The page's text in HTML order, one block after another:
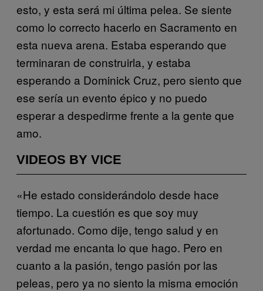
esto, y esta será mi última pelea. Se siente
como lo correcto hacerlo en Sacramento en
esta nueva arena. Estaba esperando que
terminaran de construirla, y estaba
esperando a Dominick Cruz, pero siento que
ese sería un evento épico y no puedo
esperar a despedirme frente a la gente que
amo.
VIDEOS BY VICE
«He estado considerándolo desde hace
tiempo. La cuestión es que soy muy
afortunado. Como dije, tengo salud y en
verdad me encanta lo que hago. Pero en
cuanto a la pasión, tengo pasión por las
peleas, pero ya no siento la misma emoción